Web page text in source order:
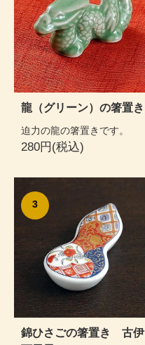
龍（グリーン）の箸置き
迫力の龍の箸置きです。
280円(税込)
3
錦ひさごの箸置き 古伊